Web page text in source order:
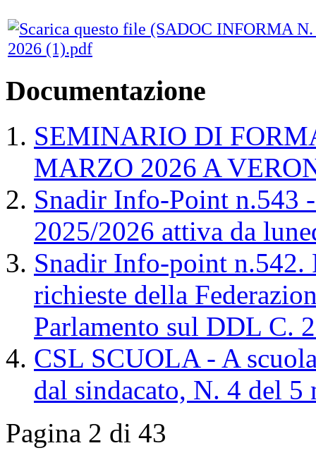
2026 (1).pdf
Documentazione
SEMINARIO DI
MARZO 2026 A
Snadir Info-Point n.543
2025/2026 attiva da
Snadir Info-point n.542.
richieste della
Parlamento sul DDL C.
CSL SCUOLA - A
dal sindacato, N. 4 del 5
Pagina 2 di 43